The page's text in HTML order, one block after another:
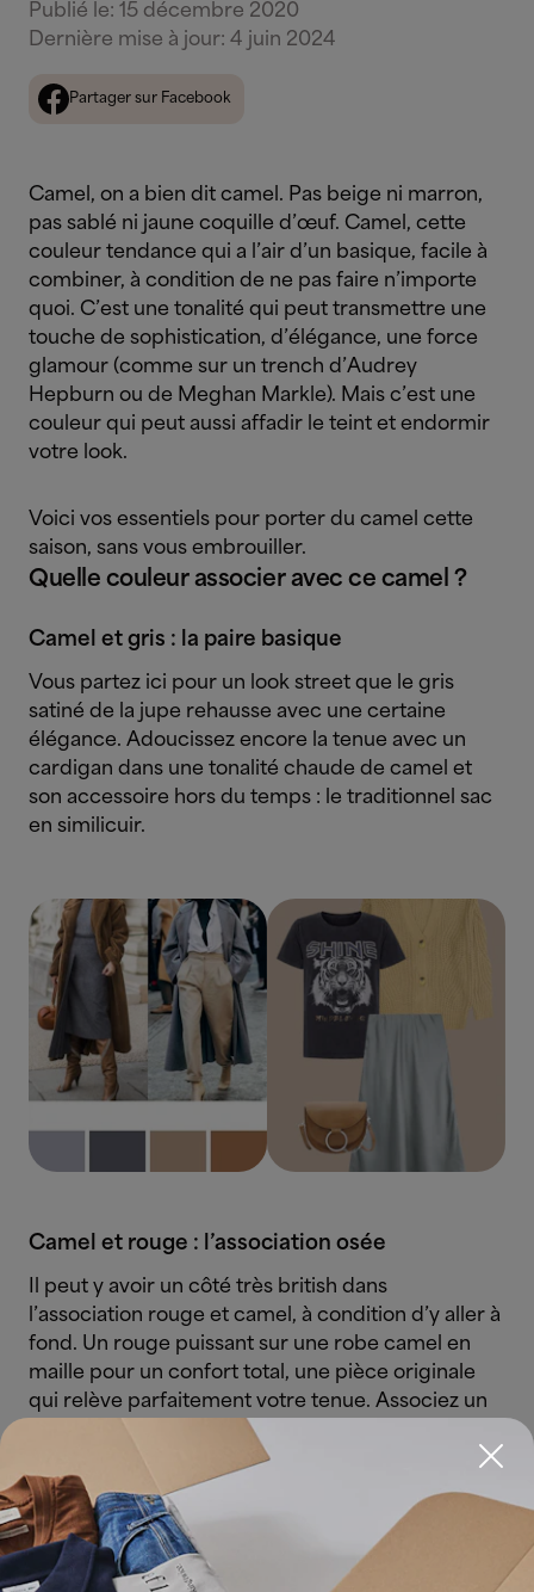
Publié le: 15 décembre 2020
Dernière mise à jour: 4 juin 2024
Partager sur Facebook
Camel, on a bien dit camel. Pas beige ni marron,
pas sablé ni jaune coquille d’œuf. Camel, cette
couleur tendance qui a l’air d’un basique, facile à
combiner, à condition de ne pas faire n’importe
quoi. C’est une tonalité qui peut transmettre une
touche de sophistication, d’élégance, une force
glamour (comme sur un trench d’Audrey
Hepburn ou de Meghan Markle). Mais c’est une
couleur qui peut aussi affadir le teint et endormir
votre look.
Voici vos essentiels pour porter du camel cette
saison, sans vous embrouiller.
Quelle couleur associer avec ce camel ?
Camel et gris : la paire basique
Vous partez ici pour un look street que le gris
satiné de la jupe rehausse avec une certaine
élégance. Adoucissez encore la tenue avec un
cardigan dans une tonalité chaude de camel et
son accessoire hors du temps : le traditionnel sac
en similicuir.
Camel et rouge : l’association osée
Il peut y avoir un côté très british dans
l’association rouge et camel, à condition d’y aller à
fond. Un rouge puissant sur une robe camel en
maille pour un confort total, une pièce originale
qui relève parfaitement votre tenue. Associez un
totebag et une écharpe animal print pour un mix
parfait de classique et contemporain.